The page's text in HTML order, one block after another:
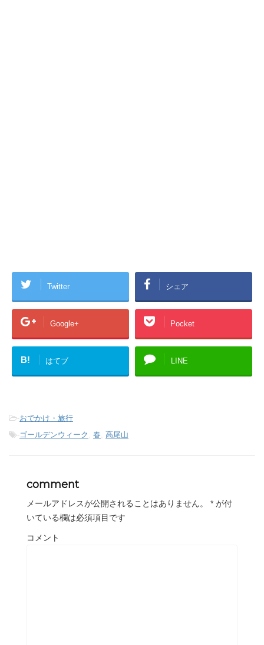
Twitter シェア
Google+ Pocket
B! はてブ LINE
-おでかけ・旅行
-ゴールデンウィーク , 春, 高尾山
comment
メールアドレスが公開されることはありません。 * が付
いている欄は必須項目です
コメント